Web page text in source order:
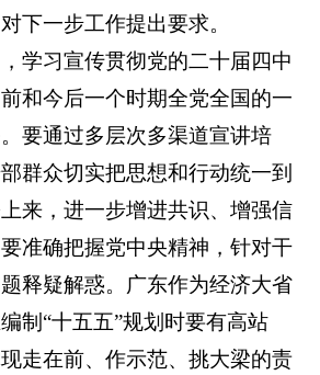
下一步工作提出要求。
学习宣传贯彻党的二十届四中
和今后一个时期全党全国的一
要通过多层次多渠道宣讲培
群众切实把思想和行动统一到
来，进一步增进共识、增强信
准确把握党中央精神，针对干
释疑解惑。广东作为经济大省
制“十五五”规划时要有高站
走在前、作示范、挑大梁的责